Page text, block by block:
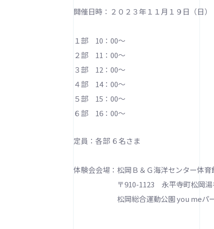
開催日時：２０２３年１１月１９日（日）
１部 10：00～
２部 11：00～
３部 12：00～
４部 14：00～
５部 15：00～
６部 16：00～
定員：各部 ６名さま
体験会会場：松岡Ｂ＆Ｇ海洋センター体育
〒910-1123 永平寺町松岡湯谷
松岡総合運動公園 you meパ